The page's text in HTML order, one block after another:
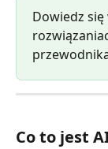
Dowiedz
Co to jest